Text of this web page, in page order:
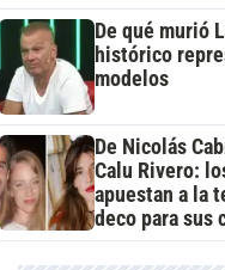
De qué murió
histórico
modelos
De Nicolás
Calu Rivero:
apuestan a la
deco para sus